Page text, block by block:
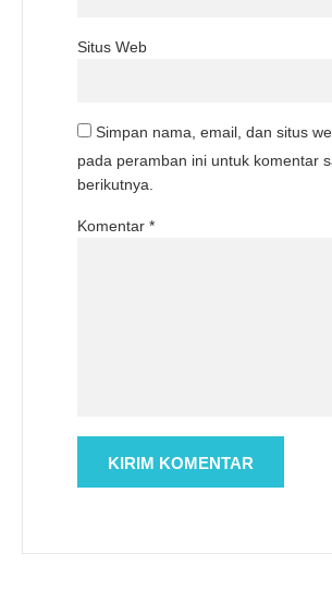
Situs Web
Simpan nama, email, dan situs
pada peramban ini untuk komentar
berikutnya.
Komentar *